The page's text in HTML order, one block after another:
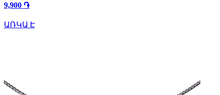
9,900 ֏
ԱՌԿԱ Է